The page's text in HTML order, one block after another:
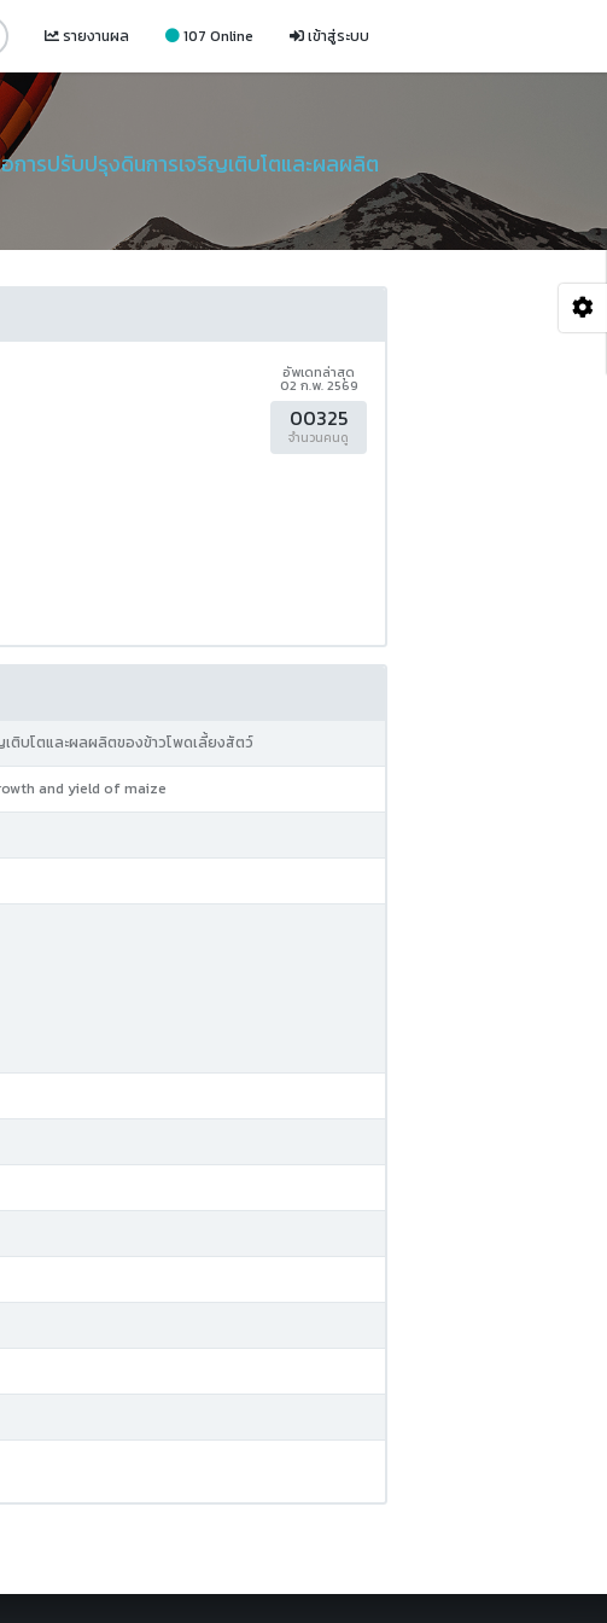
รายงานผล 107 Online เข้าสู่ระบบ
ารปรับปรุงดินการเจริญเติบโตและผลผลิต
อัพเดทล่าสุด
02 ก.พ. 2569
00325
จำนวนคนดู
ติบโตและผลผลิตของข้าวโพดเลี้ยงสัตว์
and yield of maize